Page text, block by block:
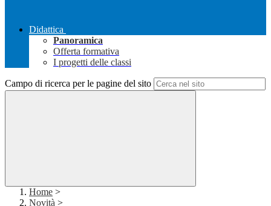
Didattica
Panoramica
Offerta formativa
I progetti delle classi
Campo di ricerca per le pagine del sito
Home >
Novità >